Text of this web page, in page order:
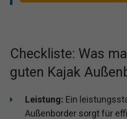
Checkliste: Was
guten Kajak
Leistung: Ein
Außenborder sorgt für